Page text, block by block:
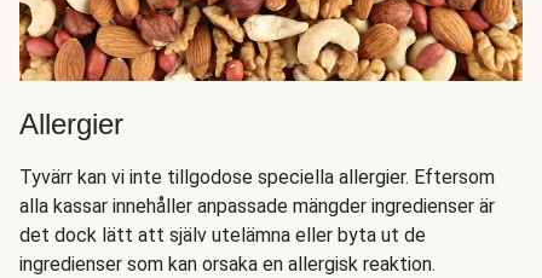
Allergier
Tyvärr kan vi inte tillgodose speciella allergier. Eftersom
alla kassar innehåller anpassade mängder ingredienser är
det dock lätt att själv utelämna eller byta ut de
ingredienser som kan orsaka en allergisk reaktion.